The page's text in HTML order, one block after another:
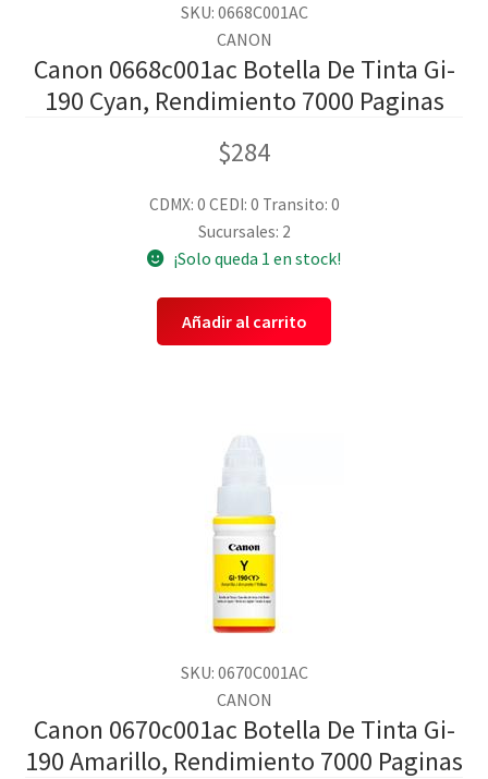
SKU: 0668C001AC
CANON
Canon 0668c001ac Botella De Tinta Gi-
190 Cyan, Rendimiento 7000 Paginas
$284
CDMX: 0 CEDI: 0 Transito: 0
Sucursales: 2
¡Solo queda 1 en stock!
Añadir al carrito
SKU: 0670C001AC
CANON
Canon 0670c001ac Botella De Tinta Gi-
190 Amarillo, Rendimiento 7000 Paginas